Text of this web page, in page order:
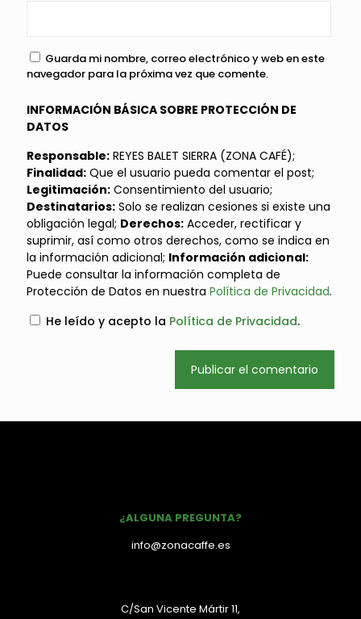
Guarda mi nombre, correo electrónico y web en este
navegador para la próxima vez que comente.
INFORMACIÓN BÁSICA SOBRE PROTECCIÓN DE
DATOS
Responsable: REYES BALET SIERRA (ZONA CAFÉ);
Finalidad: Que el usuario pueda comentar el post;
Legitimación: Consentimiento del usuario;
Destinatarios: Solo se realizan cesiones si existe una
obligación legal; Derechos: Acceder, rectificar y
suprimir, así como otros derechos, como se indica en
la información adicional; Información adicional:
Puede consultar la información completa de
Protección de Datos en nuestra Política de Privacidad.
He leído y acepto la Política de Privacidad.
¿ALGUNA PREGUNTA?
info@zonacaffe.es
C/San Vicente Mártir 11,